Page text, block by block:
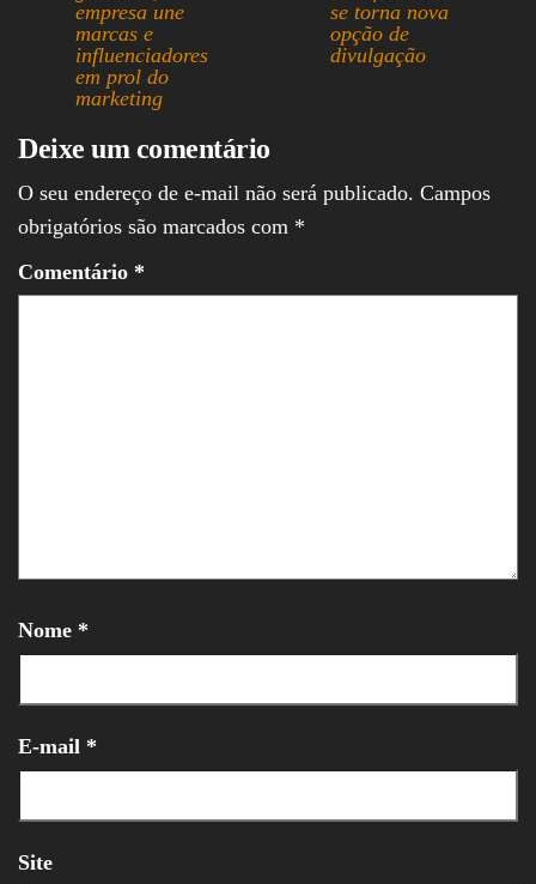
empresa une
marcas e
influenciadores
em prol do
marketing
se torna nova
opção de
divulgação
Deixe um comentário
O seu endereço de e-mail não será publicado. Campos
obrigatórios são marcados com *
Comentário *
Nome *
E-mail *
Site